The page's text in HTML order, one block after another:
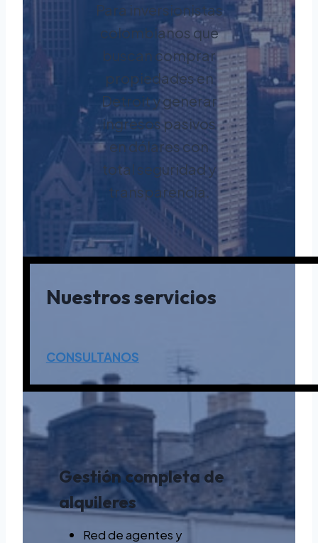
Para inversionistas
colombianos que
buscan comprar
propiedades en
Detroit y generar
ingresos pasivos
en dólares con
total seguridad y
transparencia.
Nuestros servicios
CONSULTANOS
Gestión completa de
alquileres
Red de agentes y